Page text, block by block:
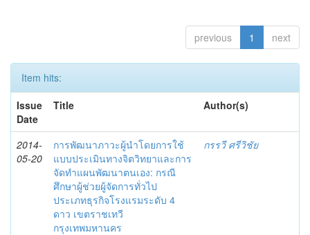
previous 1 next
Item hits:
Issue
Date
Title Author(s)
2014-
05-20
การพัฒนาภาวะผู้นำโดยการใช้
แบบประเมินทางจิตวิทยาและการ
จัดทำแผนพัฒนาตนเอง: กรณี
ศึกษาผู้ช่วยผู้จัดการทั่วไป
ประเภทธุรกิจโรงแรมระดับ 4
ดาว เขตราชเทวี
กรุงเทพมหานคร
กรรวี ศรีวิชัย